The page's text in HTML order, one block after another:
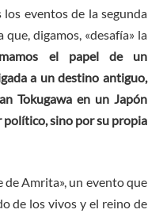
eventos de la segunda
digamos, «desafía» la
el papel de un
a un destino antiguo,
Tokugawa en un Japón
político, sino por su propia
de Amrita», un evento que
de los vivos y el reino de